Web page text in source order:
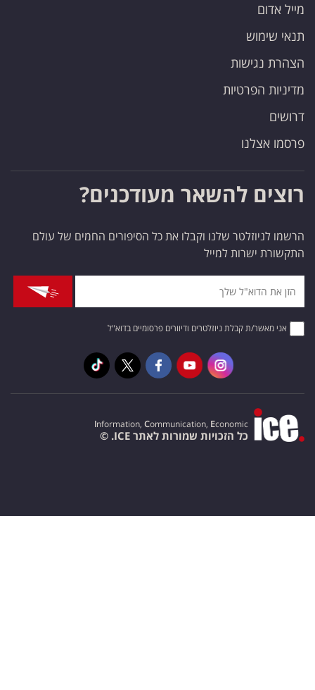
מייל אדום
תנאי שימוש
הצהרת נגישות
מדיניות הפרטיות
דרושים
פרסמו אצלנו
רוצים להשאר מעודכנים?
הרשמו לניוזלטר שלנו וקבלו את כל הסיפורים החמים של עולם
התקשורת ישרות למייל
אני מאשר/ת קבלת ניוזלטרים ודיוורים פרסומיים בדוא"ל
Information, Communication, Economic
כל הזכויות שמורות לאתר ICE. ©